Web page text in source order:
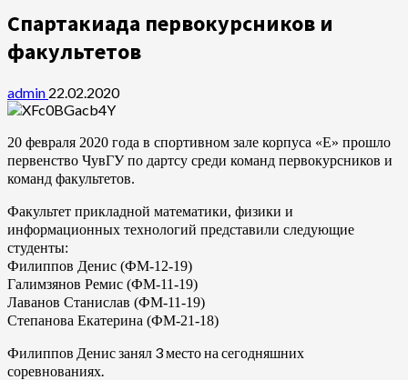
Спартакиада первокурсников и
факультетов
admin 22.02.2020
20 февраля 2020 года в спортивном зале корпуса «Е» прошло
первенство ЧувГУ по дартсу среди команд первокурсников и
команд факультетов.
Факультет прикладной математики, физики и
информационных технологий представили следующие
студенты:
Филиппов Денис (ФМ-12-19)
Галимзянов Ремис (ФМ-11-19)
Лаванов Станислав (ФМ-11-19)
Степанова Екатерина (ФМ-21-18)
Филиппов Денис занял 3 место на сегодняшних
соревнованиях.